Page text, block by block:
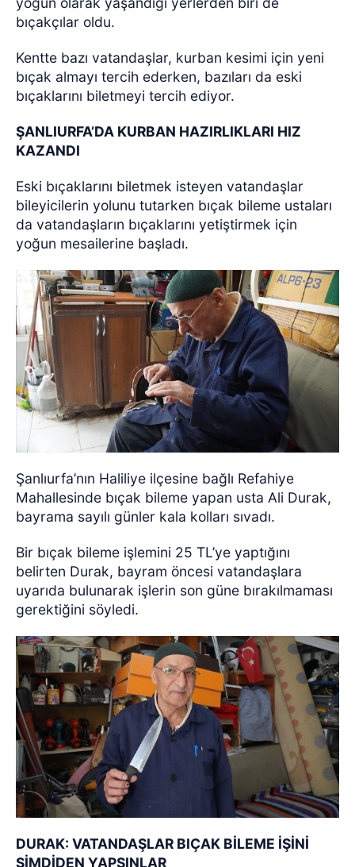
bıçakçılar oldu.
Kentte bazı vatandaşlar, kurban kesimi için yeni
bıçak almayı tercih ederken, bazıları da eski
bıçaklarını biletmeyi tercih ediyor.
ŞANLIURFA’DA KURBAN HAZIRLIKLARI HIZ
KAZANDI
Eski bıçaklarını biletmek isteyen vatandaşlar
bileyicilerin yolunu tutarken bıçak bileme ustaları
da vatandaşların bıçaklarını yetiştirmek için
yoğun mesailerine başladı.
Şanlıurfa’nın Haliliye ilçesine bağlı Refahiye
Mahallesinde bıçak bileme yapan usta Ali Durak,
bayrama sayılı günler kala kolları sıvadı.
Bir bıçak bileme işlemini 25 TL’ye yaptığını
belirten Durak, bayram öncesi vatandaşlara
uyarıda bulunarak işlerin son güne bırakılmaması
gerektiğini söyledi.
DURAK: VATANDAŞLAR BIÇAK BİLEME İŞİNİ
ŞİMDİDEN YAPSINLAR